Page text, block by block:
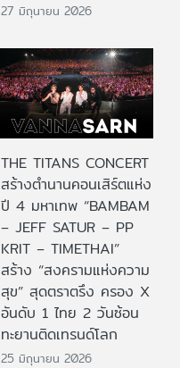
27 มิถุนายน 2026
THE TITANS CONCERT
สร้างตำนานคอนเสิร์ตแห่ง
ปี 4 มหาเทพ “BAMBAM
– JEFF SATUR – PP
KRIT – TIMETHAI”
สร้าง “สงครามแห่งความ
สุข” สุดตราตรึง ครอง X
อันดับ 1 ไทย 2 วันซ้อน
ทะยานติดเทรนด์โลก
25 มิถุนายน 2026